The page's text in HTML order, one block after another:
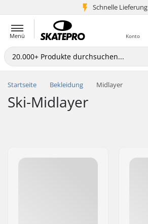
Schnelle Lieferung
5+ Mio. Kunden
Menü Konto
Startseite Bekleidung Midlayer
Ski-Midlayer